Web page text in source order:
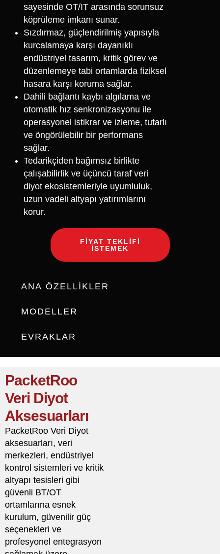
ANA ÖZELLİKLER
MODELLER
EVRAKLAR
sayesinde OT/IT arasında sorunsuz
köprüleme imkanı sunar.
Sızdırmaz, güçlendirilmiş yapısıyla
kurcalamaya karşı dayanıklı
endüstriyel tasarım, kritik görev ve
düzenlemeye tabi ortamlarda fiziksel
hasara karşı koruma sağlar.
Dahili bağlantı kaybı algılama ve
otomatik hız senkronizasyonu ile
operasyonel istikrar ve izleme, tutarlı
ve öngörülebilir bir performans
sağlar.
Tedarikçiden bağımsız birlikte
çalışabilirlik ve üçüncü taraf veri
diyot ekosistemleriyle uyumluluk,
uzun vadeli altyapı yatırımlarını
korur.
FIYAT TEKLIFI
ISTEMEK
PacketRoo
Veri Diyot
Aksesuarları
PacketRoo Veri Diyot
aksesuarları, veri
merkezleri, endüstriyel
kontrol sistemleri ve kritik
altyapı tesisleri gibi
güvenli BT/OT
ortamlarına esnek
kurulum, güvenilir güç
seçenekleri ve
profesyonel entegrasyon